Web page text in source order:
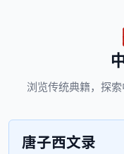
浏览传统典籍， 探索
唐子西文录